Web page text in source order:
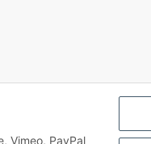
Vimeo, PayPal